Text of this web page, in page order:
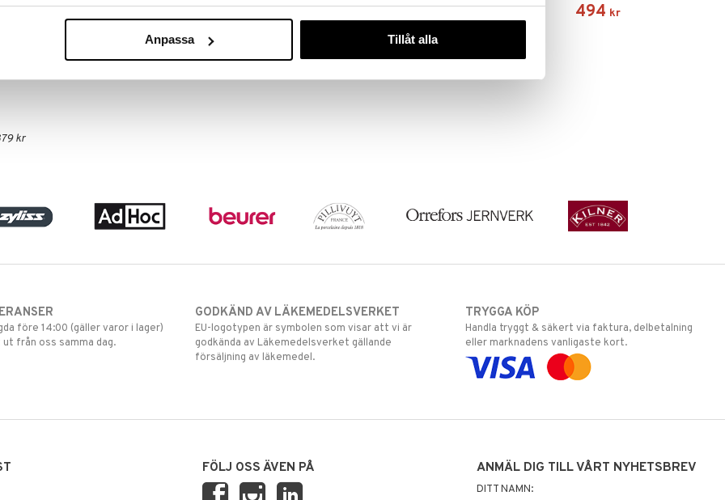
Anpassa Tillåt alla
skål från Rosti passar EJ dessa skålar.
kr
109 546 494 kr
före 14:00 (gäller varor i lager)
från oss samma dag.
GODKÄND AV LÄKEMEDELSVERKET
EU-logotypen är symbolen som visar att vi är
godkända av Läkemedelsverket gällande
försäljning av läkemedel.
TRYGGA KÖP
Handla tryggt & säkert via faktura, delbetalning
eller marknadens vanligaste kort.
FÖLJ OSS ÄVEN PÅ ANMÄL DIG TILL VÅRT NYHETSBREV
DITT NAMN: